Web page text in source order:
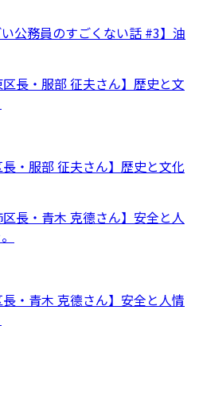
公務員のすごくない話 #3】油
長・服部 征夫さん】歴史と文化
長・青木 克德さん】安全と人情